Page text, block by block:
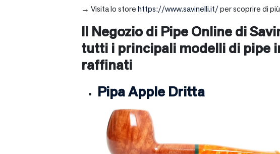
→ Visita lo storehttps://www.savinelli.it/per scoprire di
Il Negozio di Pipe Online di
tutti i principali modelli di pipe
raffinati
Pipa Apple Dritta